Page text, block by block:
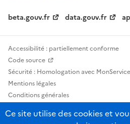
beta.gouv.fr data.gouv.fr
Accessibilité : partiellement conforme
Code source
Sécurité : Homologation avec
Mentions légales
Conditions générales
Statistiques, lexiques et indicateurs
Ce site utilise des cookies et